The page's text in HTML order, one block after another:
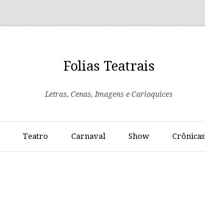
Folias Teatrais
Letras, Cenas, Imagens e Carioquices
Teatro Carnaval Show Crônicas